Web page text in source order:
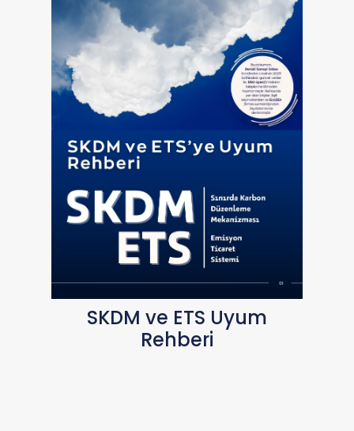
SKDM ve ETS Uyum
Rehberi